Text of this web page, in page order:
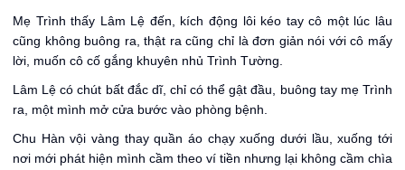
Mẹ Trình thấy Lâm Lệ đến, kích động lôi kéo tay cô một lúc lâu
cũng không buông ra, thật ra cũng chỉ là đơn giản nói với cô mấy
lời, muốn cô cố gắng khuyên nhủ Trình Tường.
Lâm Lệ có chút bất đắc dĩ, chỉ có thể gật đầu, buông tay mẹ Trình
ra, một mình mở cửa bước vào phòng bệnh.
Chu Hàn vội vàng thay quần áo chạy xuống dưới lầu, xuống tới
nơi mới phát hiện mình cầm theo ví tiền nhưng lại không cầm chìa